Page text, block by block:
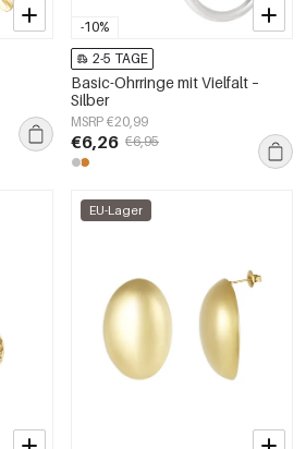
-10%
2-5 TAGE
Basic-Ohrringe mit Vielfalt –
Silber
MSRP €20,99
€6,26 €6,95
EU-Lager